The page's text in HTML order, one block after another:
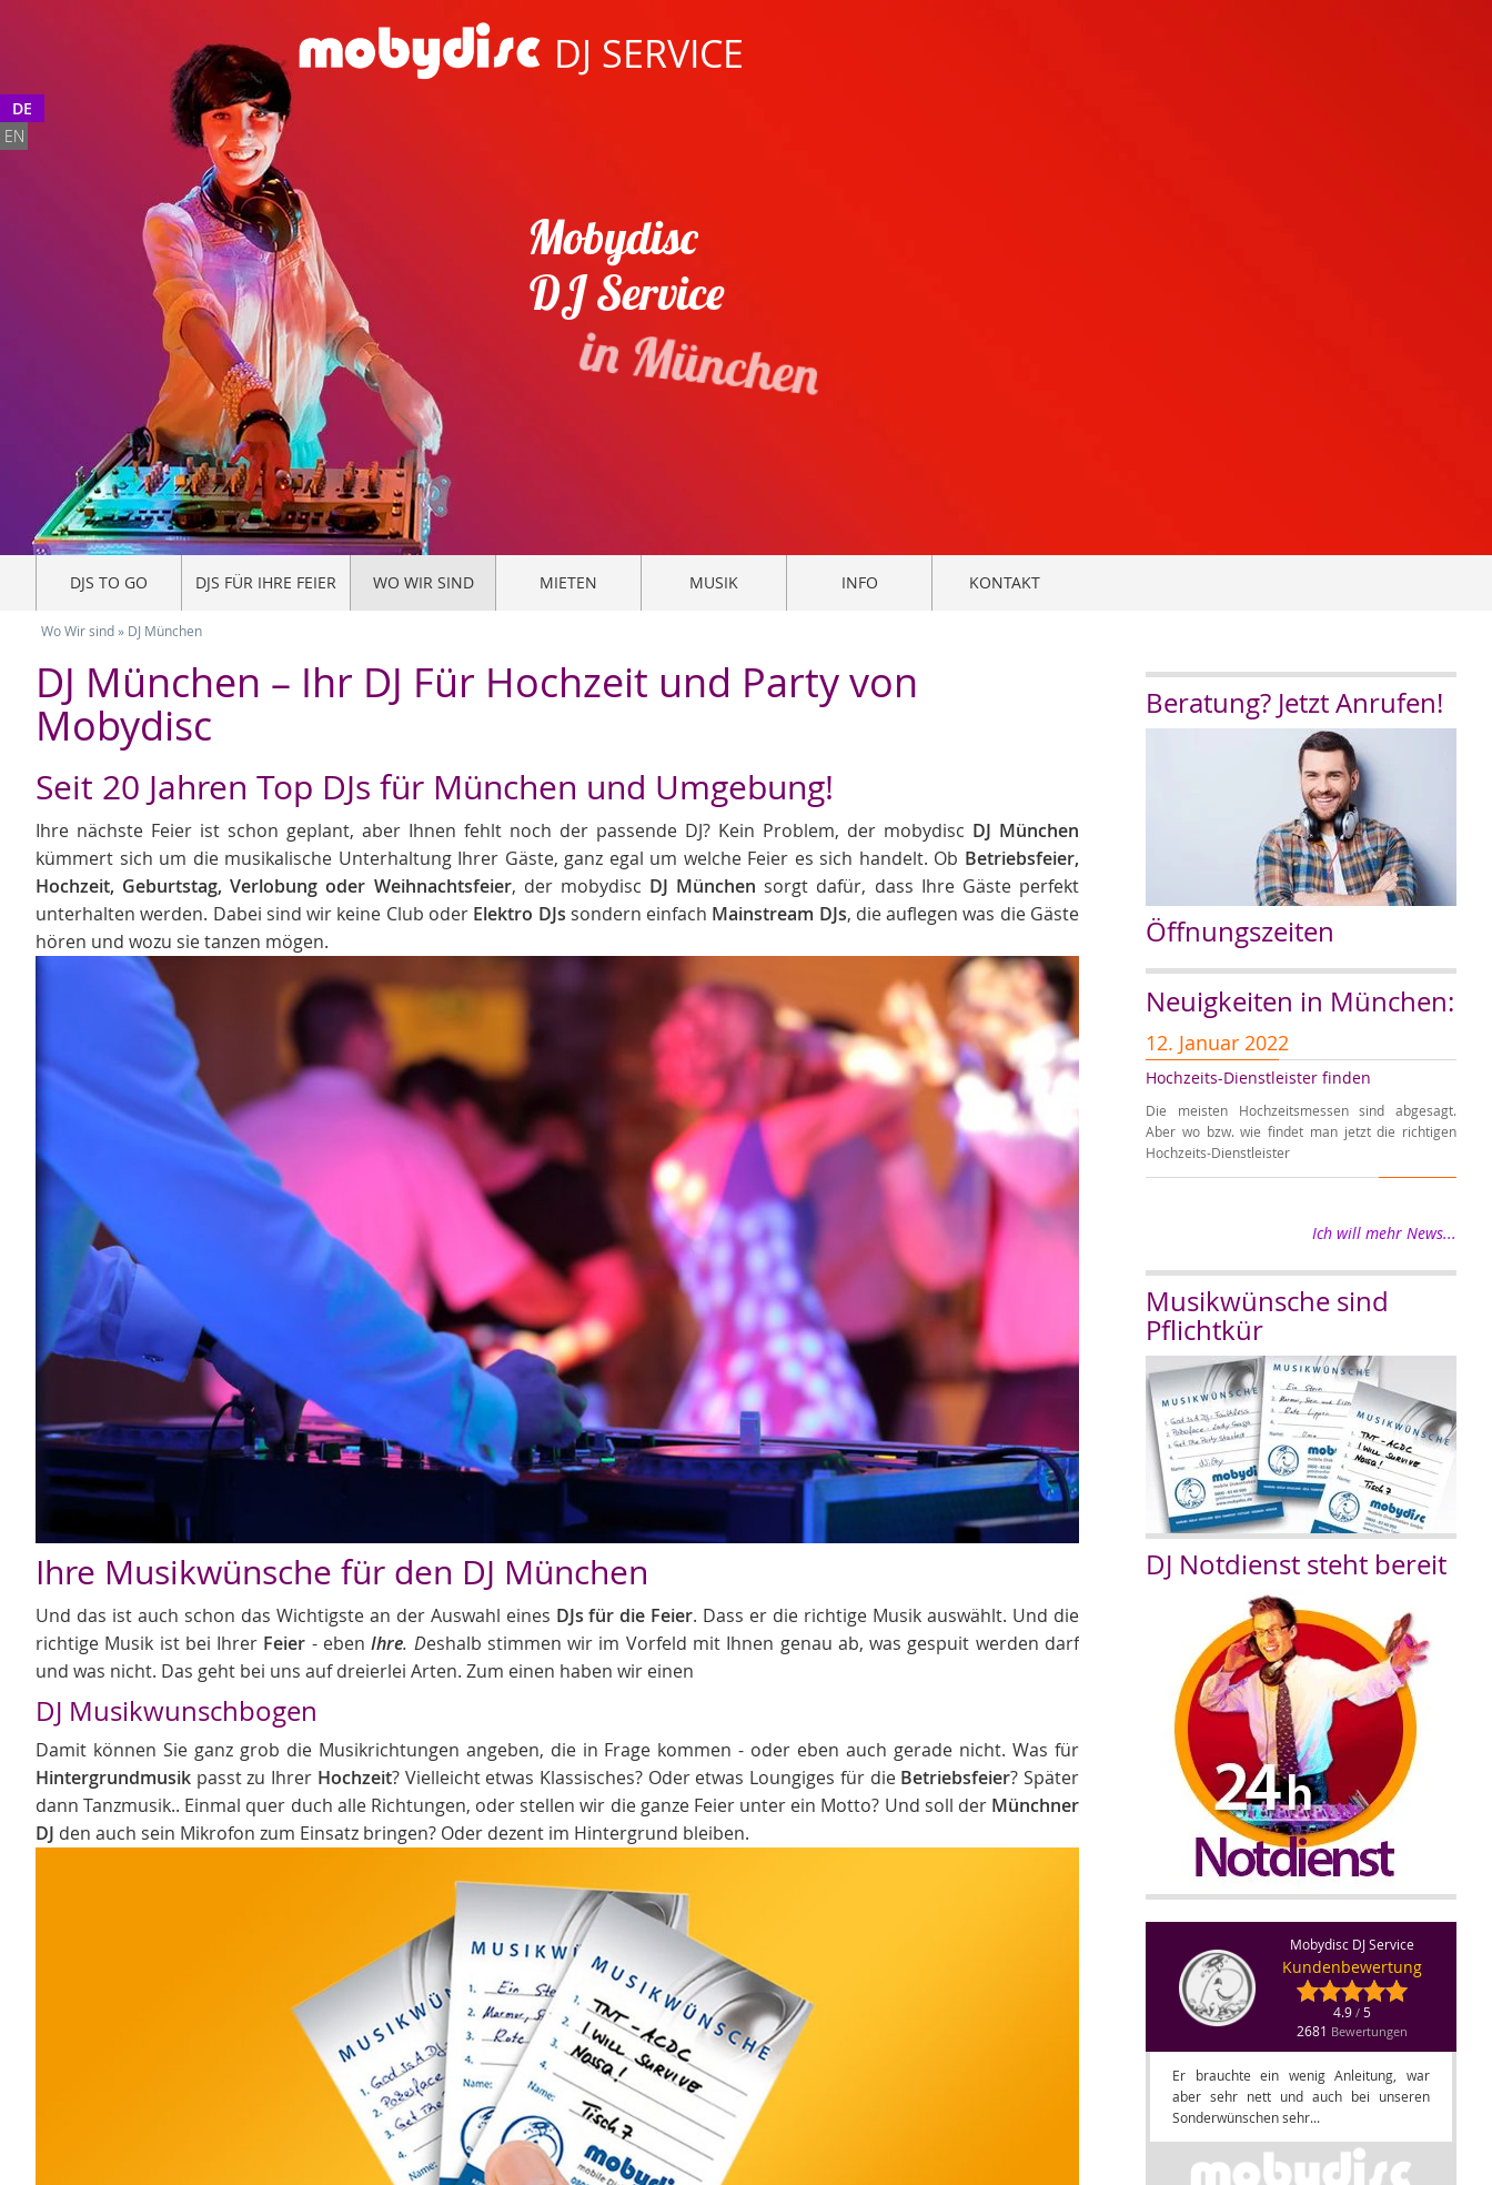
DJ SERVICE
Mobydisc
DJ Service
in München
DJS TO GO DJS FÜR IHRE FEIER WO WIR SIND MIETEN MUSIK INFO KONTAKT
Wo Wir sind» DJ München
DE
EN
DJ München – Ihr DJ Für Hochzeit und Party von
Mobydisc
Seit 20 Jahren Top DJs für München und Umgebung!
Ihre nächste Feier ist schon geplant, aber Ihnen fehlt noch der passende DJ? Kein Problem, der mobydisc DJ München
kümmert sich um die musikalische Unterhaltung Ihrer Gäste, ganz egal um welche Feier es sich handelt. Ob Betriebsfeier,
Hochzeit, Geburtstag, Verlobung oder Weihnachtsfeier, der mobydisc DJ München sorgt dafür, dass Ihre Gäste perfekt
unterhalten werden. Dabei sind wir keine Club oder Elektro DJs sondern einfach Mainstream DJs, die auflegen was die Gäste
hören und wozu sie tanzen mögen.
Ihre Musikwünsche für den DJ München
Und das ist auch schon das Wichtigste an der Auswahl eines DJs für die Feier. Dass er die richtige Musik auswählt. Und die
richtige Musik ist bei Ihrer Feier - ebenIhre. Deshalb stimmen wir im Vorfeld mit Ihnen genau ab, was gespuit werden darf
und was nicht. Das geht bei uns auf dreierlei Arten. Zum einen haben wir einen
DJ Musikwunschbogen
Damit können Sie ganz grob die Musikrichtungen angeben, die in Frage kommen - oder eben auch gerade nicht. Was für
Hintergrundmusik passt zu Ihrer Hochzeit? Vielleicht etwas Klassisches? Oder etwas Loungiges für dieBetriebsfeier? Später
dann Tanzmusik.. Einmal quer duch alle Richtungen, oder stellen wir die ganze Feier unter ein Motto? Und soll der Münchner
DJ den auch sein Mikrofon zum Einsatz bringen? Oder dezent im Hintergrund bleiben.
Beratung? Jetzt Anrufen!
Öffnungszeiten
Neuigkeiten in München:
12. Januar 2022
Hochzeits-Dienstleister finden
Die meisten Hochzeitsmessen sind abgesagt.
Aber wo bzw. wie findet man jetzt die richtigen
Hochzeits-Dienstleister
Ich will mehr News...
Musikwünsche sind
Pflichtkür
DJ Notdienst steht bereit
Mobydisc DJ Service
Kundenbewertung
4.9 / 5
2681 Bewertungen
Er brauchte ein wenig Anleitung, war
aber sehr nett und auch bei unseren
Sonderwünschen sehr...